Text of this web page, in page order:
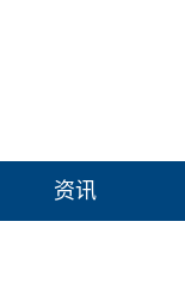
资讯